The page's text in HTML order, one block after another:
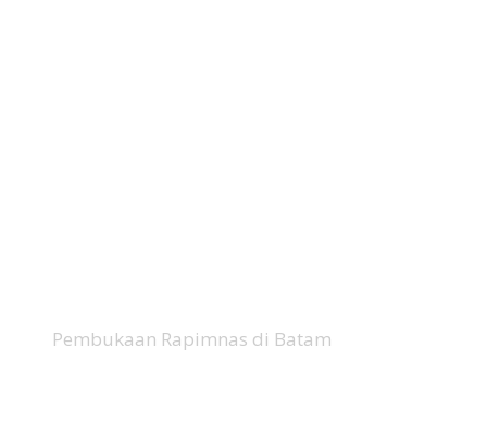
Pembukaan Rapimnas di Batam